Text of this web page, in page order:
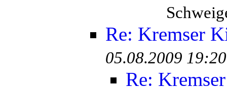
Re: Kremser
05.08.2009 19:20
Re: